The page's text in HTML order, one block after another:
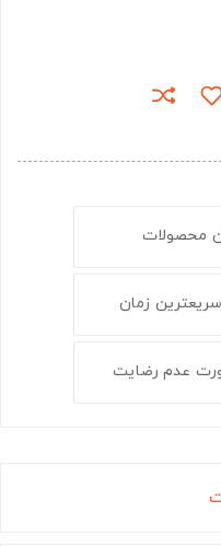
محصولات
زمان
عدم رضایت